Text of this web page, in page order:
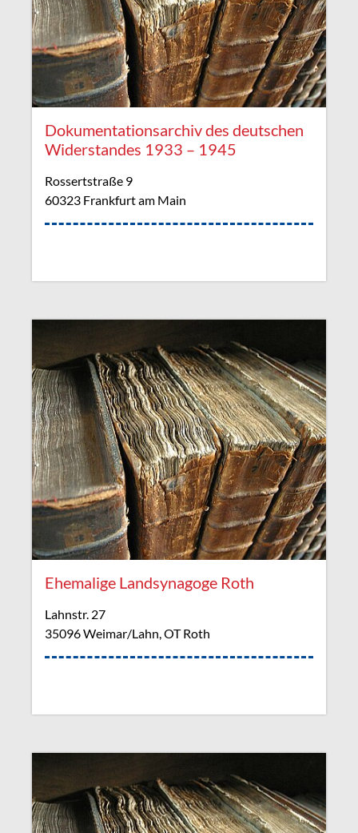
Dokumentationsarchiv des deutschen
Widerstandes 1933 – 1945
Rossertstraße 9
60323 Frankfurt am Main
Ehemalige Landsynagoge Roth
Lahnstr. 27
35096 Weimar/Lahn, OT Roth